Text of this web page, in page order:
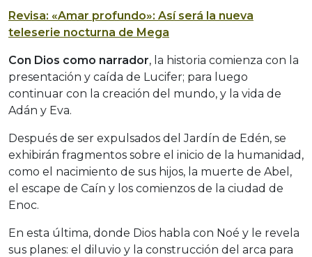
Revisa: «Amar profundo»: Así será la nueva
teleserie nocturna de Mega
Con Dios como narrador, la historia comienza con la
presentación y caída de Lucifer; para luego
continuar con la creación del mundo, y la vida de
Adán y Eva.
Después de ser expulsados del Jardín de Edén, se
exhibirán fragmentos sobre el inicio de la humanidad,
como el nacimiento de sus hijos, la muerte de Abel,
el escape de Caín y los comienzos de la ciudad de
Enoc.
En esta última, donde Dios habla con Noé y le revela
sus planes: el diluvio y la construcción del arca para